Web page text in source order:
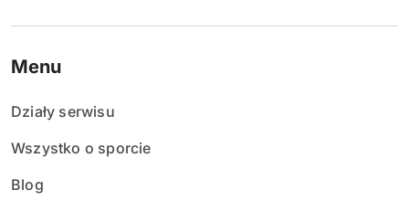
Menu
Działy serwisu
Wszystko o sporcie
Blog